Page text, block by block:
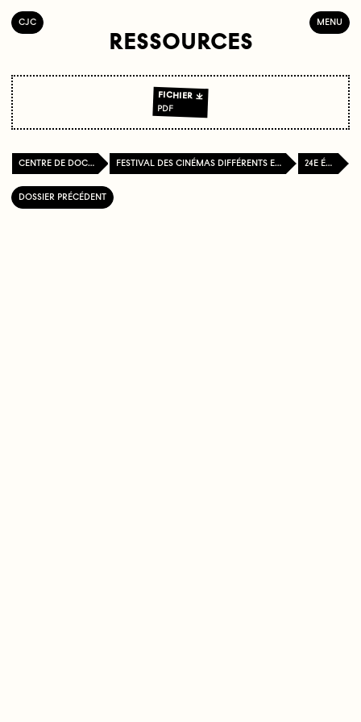
COLLECTIF
JEUNE
C INÉMA MENU
RESSOURCES
FICHIER
PDF
DOSSIER PRÉCÉDENT
CENTRE DE DOCUMENTATION FESTIVAL DES CINÉMAS DIFFÉRENTS ET EXPÉRIMENTAUX DE PARIS 24E ÉDITION